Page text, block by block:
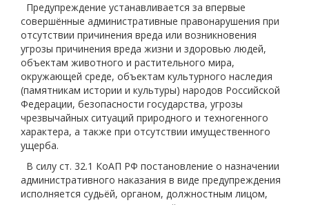
Предупреждение устанавливается за впервые
совершённые административные правонарушения при
отсутствии причинения вреда или возникновения
угрозы причинения вреда жизни и здоровью людей,
объектам животного и растительного мира,
окружающей среде, объектам культурного наследия
(памятникам истории и культуры) народов Российской
Федерации, безопасности государства, угрозы
чрезвычайных ситуаций природного и техногенного
характера, а также при отсутствии имущественного
ущерба.
В силу ст. 32.1 КоАП РФ постановление о назначении
административного наказания в виде предупреждения
исполняется судьёй, органом, должностным лицом,